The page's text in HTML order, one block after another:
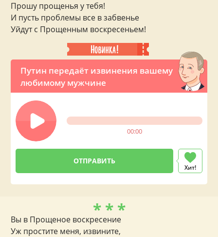
Путин передаёт извинения вашему
любимому мужчине
00:00
Хит!
Прошу прощенья у тебя!
И пусть проблемы все в забвенье
Уйдут с Прощенным воскресеньем!
* * *
Вы в Прощеное воскресение
Уж простите меня, извините,